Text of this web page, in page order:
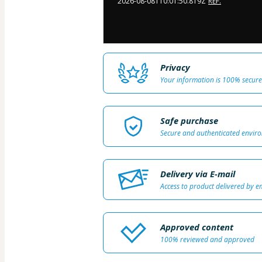
Privacy
Your information is 100% secure
Safe purchase
Secure and authenticated
Delivery via E-mail
Access to product delivered by
Approved content
100% reviewed and approved